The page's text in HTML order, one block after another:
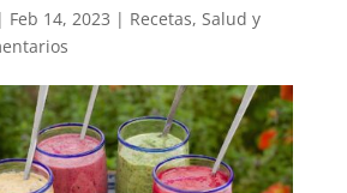
| Feb 14, 2023 | Recetas, Salud y